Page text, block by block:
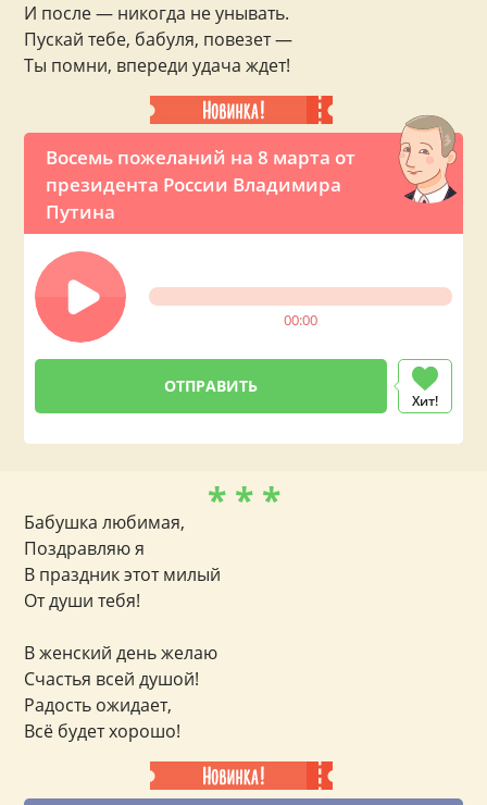
Восемь пожеланий на 8 марта от
президента России Владимира
Путина
00:00
Хит!
И после — никогда не унывать.
Пускай тебе, бабуля, повезет —
Ты помни, впереди удача ждет!
* * *
Бабушка любимая,
Поздравляю я
В праздник этот милый
От души тебя!
В женский день желаю
Счастья всей душой!
Радость ожидает,
Всё будет хорошо!